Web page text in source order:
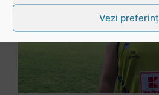
Vezi